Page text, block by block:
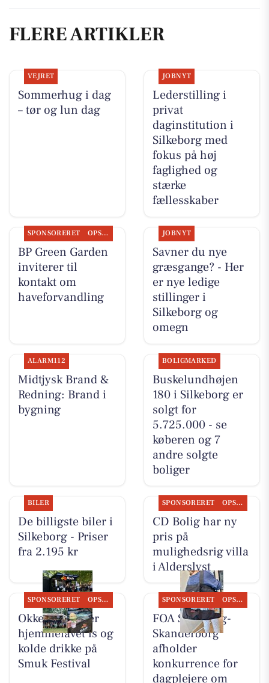
FLERE ARTIKLER
VEJRET
Sommerhug i dag
– tør og lun dag
JOBNYT
Lederstilling i
privat
daginstitution i
Silkeborg med
fokus på høj
faglighed og
stærke
fællesskaber
SPONSORERET OPSLAGSTAVLEN
BP Green Garden
inviterer til
kontakt om
haveforvandling
JOBNYT
Savner du nye
græsgange? - Her
er nye ledige
stillinger i
Silkeborg og
omegn
ALARM112
Midtjysk Brand &
Redning: Brand i
bygning
BOLIGMARKED
Buskelundhøjen
180 i Silkeborg er
solgt for
5.725.000 - se
køberen og 7
andre solgte
boliger
BILER
De billigste biler i
Silkeborg - Priser
fra 2.195 kr
SPONSORERET OPSLAGSTAVLEN
CD Bolig har ny
pris på
mulighedsrig villa
i Alderslyst
SPONSORERET OPSLAGSTAVLEN
Okkels serverer
hjemmelavet is og
kolde drikke på
Smuk Festival
SPONSORERET OPSLAGSTAVLEN
FOA Silkeborg-
Skanderborg
afholder
konkurrence for
dagplejere om